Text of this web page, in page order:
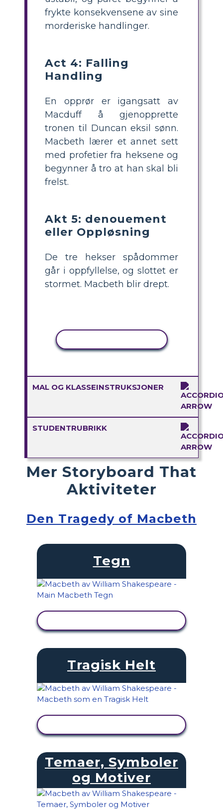
frykte konsekvensene av sine
morderiske handlinger.
Act 4: Falling
Handling
En opprør er igangsatt av
Macduff å gjenopprette
tronen til Duncan eksil sønn.
Macbeth lærer et annet sett
med profetier fra heksene og
begynner å tro at han skal bli
frelst.
Akt 5: denouement
eller Oppløsning
De tre hekser spådommer
går i oppfyllelse, og slottet er
stormet. Macbeth blir drept.
MAL OG KLASSEINSTRUKSJONER
STUDENTRUBRIKK
Mer Storyboard That
Aktiviteter
Den Tragedy of Macbeth
Tegn
Tragisk Helt
Temaer, Symboler
og Motiver